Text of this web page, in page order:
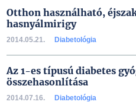
Otthon használható,
hasnyálmirigy
2014.05.21. Diabetológia
Az 1-es típusú diabetes
összehasonlítása
2014.07.16. Diabetológia